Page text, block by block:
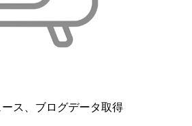
ス、ブログデータ取得